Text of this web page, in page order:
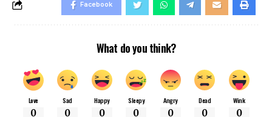
Facebook
What do you think?
Love
0
Sad
0
Happy
0
Sleepy
0
Angry
0
Dead
0
Wink
0